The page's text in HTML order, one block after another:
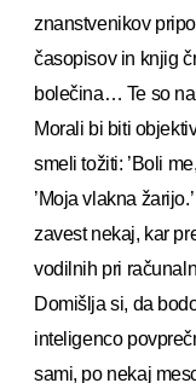
znanstvenikov
časopisov in knjig
bolečina… Te so
Morali bi biti
smeli tožiti: ’Boli
’Moja vlakna
zavest nekaj, kar
vodilnih pri
Domišlja si, da
inteligenco
sami, po nekaj